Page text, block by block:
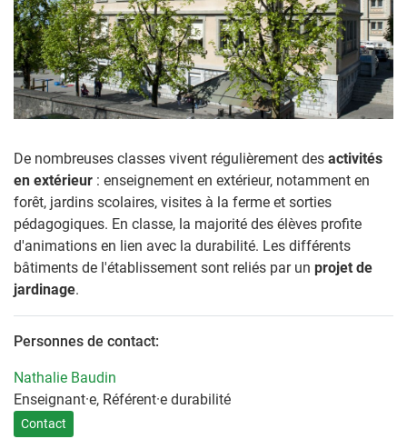
De nombreuses classes vivent régulièrement des activités
en extérieur : enseignement en extérieur, notamment en
forêt, jardins scolaires, visites à la ferme et sorties
pédagogiques. En classe, la majorité des élèves profite
d'animations en lien avec la durabilité. Les différents
bâtiments de l'établissement sont reliés par un projet de
jardinage.
Personnes de contact:
Nathalie Baudin
Enseignant·e, Référent·e durabilité
Contact